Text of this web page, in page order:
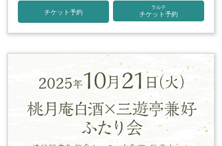
チケット予約
ラルテ
チケット予約